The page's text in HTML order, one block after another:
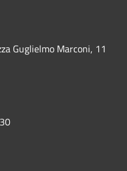
Guglielmo Marconi, 11